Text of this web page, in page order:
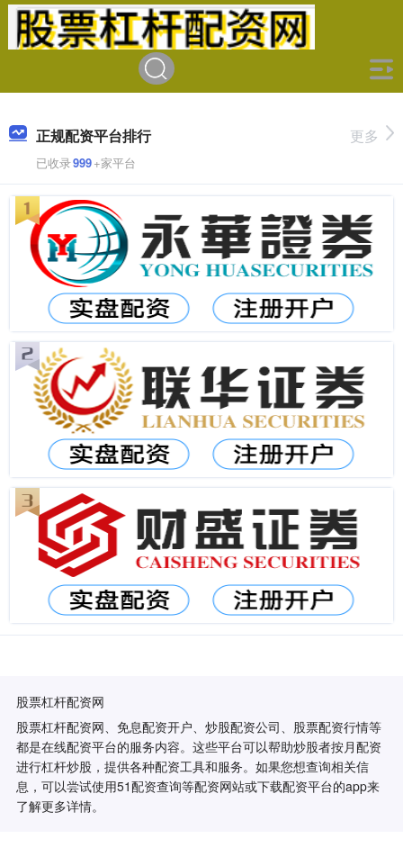
正规配资平台排行
已收录999+家平台
更多
股票杠杆配资网
股票杠杆配资网、免息配资开户、炒股配资公司、股票配资行情等
都是在线配资平台的服务内容。这些平台可以帮助炒股者按月配资
进行杠杆炒股，提供各种配资工具和服务。如果您想查询相关信
息，可以尝试使用51配资查询等配资网站或下载配资平台的app来
了解更多详情。